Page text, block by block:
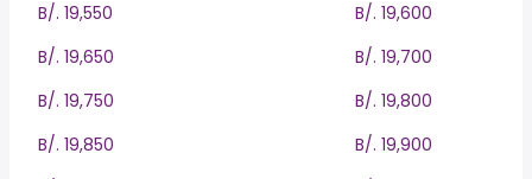
B/. 19,550
B/. 19,600
B/. 19,650
B/. 19,700
B/. 19,750
B/. 19,800
B/. 19,850
B/. 19,900